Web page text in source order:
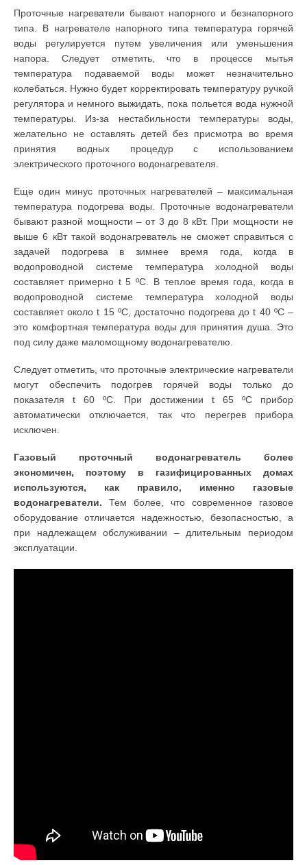
Проточные нагреватели бывают напорного и безнапорного
типа. В нагревателе напорного типа температура горячей
воды регулируется путем увеличения или уменьшения
напора. Следует отметить, что в процессе мытья
температура подаваемой воды может незначительно
колебаться. Нужно будет корректировать температуру ручкой
регулятора и немного выжидать, пока польется вода нужной
температуры. Из-за нестабильности температуры воды,
желательно не оставлять детей без присмотра во время
принятия водных процедур с использованием
электрического проточного водонагревателя.
Еще один минус проточных нагревателей – максимальная
температура подогрева воды. Проточные водонагреватели
бывают разной мощности – от 3 до 8 кВт. При мощности не
выше 6 кВт такой водонагреватель не сможет справиться с
задачей подогрева в зимнее время года, когда в
водопроводной системе температура холодной воды
составляет примерно t 5 ºС. В теплое время года, когда в
водопроводной системе температура холодной воды
составляет около t 15 ºС, достаточно подогрева до t 40 ºC –
это комфортная температура воды для принятия душа. Это
под силу даже маломощному водонагревателю.
Следует отметить, что проточные электрические нагреватели
могут обеспечить подогрев горячей воды только до
показателя t 60 ºС. При достижении t 65 ºС прибор
автоматически отключается, так что перегрев прибора
исключен.
Газовый проточный водонагреватель более
экономичен, поэтому в газифицированных домах
используются, как правило, именно газовые
водонагреватели. Тем более, что современное газовое
оборудование отличается надежностью, безопасностью, а
при надлежащем обслуживании – длительным периодом
эксплуатации.